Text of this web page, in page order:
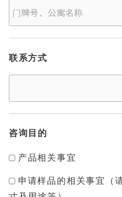
联系方式
咨询目的
产品相关事宜
申请样品的相关事宜（